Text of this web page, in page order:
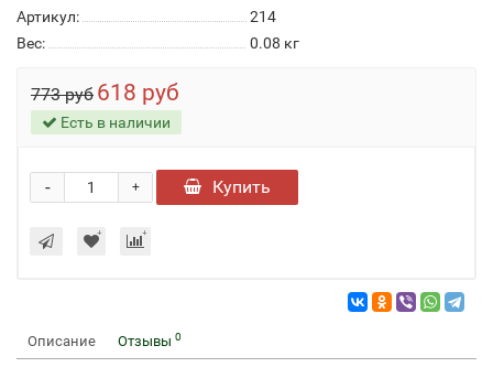
Артикул:
214
Вес:
0.08 кг
773 руб 618 руб
Есть в наличии
+
- Купить
Описание Отзывы 0